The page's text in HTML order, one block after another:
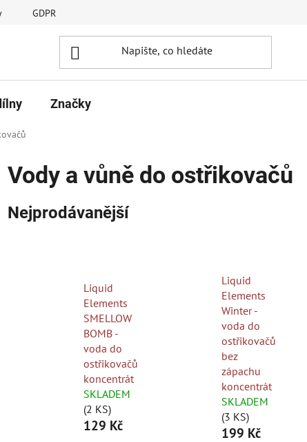
GDPR
Značky
Vody a vůně do ostřikovačů
Nejprodávanější
Liquid
Elements
SMELLOW
BOMB -
voda do
ostřikovačů
koncentrát
SKLADEM
(2 KS)
129 Kč
Liquid
Elements
Winter -
voda do
ostřikovačů
bez
zápachu
koncentrát
SKLADEM
(3 KS)
199 Kč